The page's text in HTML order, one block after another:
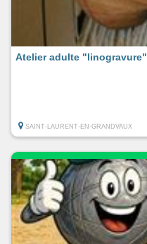
Atelier adulte "linogravure"
SAINT-LAURENT-EN-GRANDVAUX